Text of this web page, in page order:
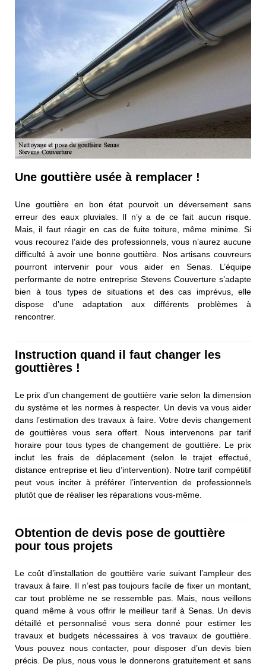
Une gouttière usée à remplacer !
Une gouttière en bon état pourvoit un déversement sans
erreur des eaux pluviales. Il n’y a de ce fait aucun risque.
Mais, il faut réagir en cas de fuite toiture, même minime. Si
vous recourez l’aide des professionnels, vous n’aurez aucune
difficulté à avoir une bonne gouttière. Nos artisans couvreurs
pourront intervenir pour vous aider en Senas. L’équipe
performante de notre entreprise Stevens Couverture s’adapte
bien à tous types de situations et des cas imprévus, elle
dispose d’une adaptation aux différents problèmes à
rencontrer.
Instruction quand il faut changer les
gouttières !
Le prix d’un changement de gouttière varie selon la dimension
du système et les normes à respecter. Un devis va vous aider
dans l’estimation des travaux à faire. Votre devis changement
de gouttières vous sera offert. Nous intervenons par tarif
horaire pour tous types de changement de gouttière. Le prix
inclut les frais de déplacement (selon le trajet effectué,
distance entreprise et lieu d’intervention). Notre tarif compétitif
peut vous inciter à préférer l’intervention de professionnels
plutôt que de réaliser les réparations vous-même.
Obtention de devis pose de gouttière
pour tous projets
Le coût d’installation de gouttière varie suivant l’ampleur des
travaux à faire. Il n’est pas toujours facile de fixer un montant,
car tout problème ne se ressemble pas. Mais, nous veillons
quand même à vous offrir le meilleur tarif à Senas. Un devis
détaillé et personnalisé vous sera donné pour estimer les
travaux et budgets nécessaires à vos travaux de gouttière.
Vous pouvez nous contacter, pour disposer d’un devis bien
précis. De plus, nous vous le donnerons gratuitement et sans